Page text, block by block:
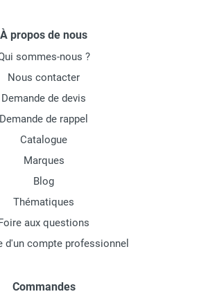
À propos de nous
sommes-nous ?
Nous contacter
Demande de devis
Demande de rappel
Catalogue
Marques
Blog
Thématiques
aux questions
d'un compte professionnel
Commandes